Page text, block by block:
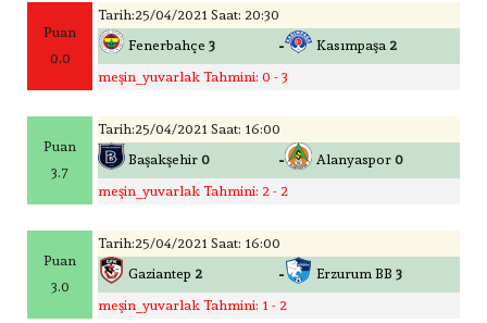
Puan
0.0
Tarih:25/04/2021 Saat: 20:30
Fenerbahçe 3 - Kasımpaşa 2
meşin_yuvarlak Tahmini: 0 - 3
Puan
3.7
Tarih:25/04/2021 Saat: 16:00
Başakşehir 0 - Alanyaspor 0
meşin_yuvarlak Tahmini: 2 - 2
Puan
3.0
Tarih:25/04/2021 Saat: 16:00
Gaziantep 2 - Erzurum BB 3
meşin_yuvarlak Tahmini: 1 - 2